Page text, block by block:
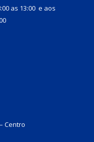
as 13:00 e aos
Centro